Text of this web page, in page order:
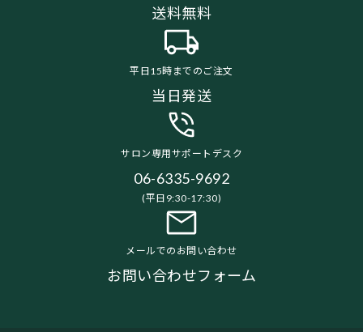
送料無料
平日15時までのご注文
当日発送
サロン専用サポートデスク
06-6335-9692
(平日9:30-17:30)
メールでのお問い合わせ
お問い合わせフォーム